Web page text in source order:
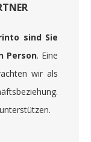
sind Sie
Person. Eine
wir als